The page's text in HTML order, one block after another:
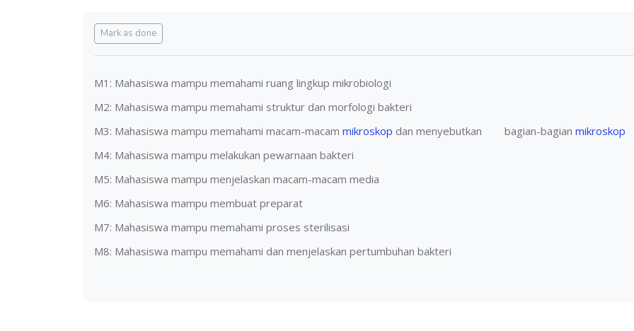
Completion requirements
Mark as done
M1: Mahasiswa mampu memahami ruang lingkup mikrobiologi
M2: Mahasiswa mampu memahami struktur dan morfologi bakteri
M3: Mahasiswa mampu memahami macam-macam mikroskop dan menyebutkan bagian-bagian mikroskop
M4: Mahasiswa mampu melakukan pewarnaan bakteri
M5: Mahasiswa mampu menjelaskan macam-macam media
M6: Mahasiswa mampu membuat preparat
M7: Mahasiswa mampu memahami proses sterilisasi
M8: Mahasiswa mampu memahami dan menjelaskan pertumbuhan bakteri